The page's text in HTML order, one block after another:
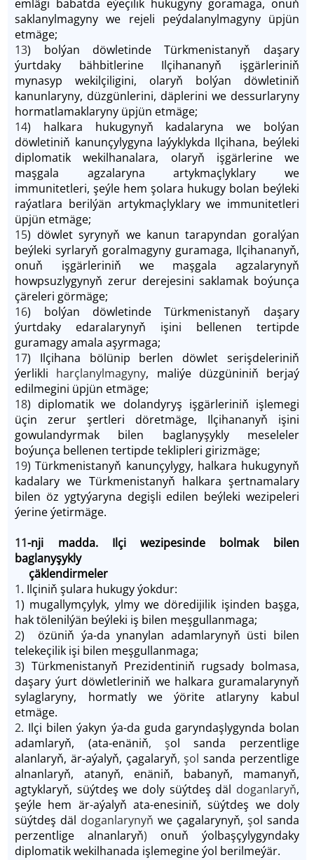
emlägi babatda eýeçilik hukugyny goramaga, onuň
saklanylmagyny we rejeli peýdalanylmagyny üpjün
etmäge;
13) bolýan döwletinde Türkmenistanyň daşary
ýurtdaky bähbitlerine Ilçihananyň işgärleriniň
mynasyp wekilçiligini, olaryň bolýan döwletiniň
kanunlaryny, düzgünlerini, däplerini we dessurlaryny
hormatlamaklaryny üpjün etmäge;
14) halkara hukugynyň kadalaryna we bolýan
döwletiniň kanunçylygyna laýyklykda Ilçihana, beýleki
diplomatik wekilhanalara, olaryň işgärlerine we
maşgala agzalaryna artykmaçlyklary we
immunitetleri, şeýle hem şolara hukugy bolan beýleki
raýatlara berilýän artykmaçlyklary we immunitetleri
üpjün etmäge;
15) döwlet syrynyň we kanun tarapyndan goralýan
beýleki syrlaryň goralmagyny guramaga, Ilçihananyň,
onuň işgärleriniň we maşgala agzalarynyň
howpsuzlygynyň zerur derejesini saklamak boýunça
çäreleri görmäge;
16) bolýan döwletinde Türkmenistanyň daşary
ýurtdaky edaralarynyň işini bellenen tertipde
guramagy amala aşyrmaga;
17) Ilçihana bölünip berlen döwlet serişdeleriniň
ýerlikli harçlanylmagyny, maliýe düzgüniniň berjaý
edilmegini üpjün etmäge;
18) diplomatik we dolandyryş işgärleriniň işlemegi
üçin zerur şertleri döretmäge, Ilçihananyň işini
gowulandyrmak bilen baglanyşykly meseleler
boýunça bellenen tertipde teklipleri girizmäge;
19) Türkmenistanyň kanunçylygy, halkara hukugynyň
kadalary we Türkmenistanyň halkara şertnamalary
bilen öz ygtyýaryna degişli edilen beýleki wezipeleri
ýerine ýetirmäge.
11-nji madda. Ilçi wezipesinde bolmak bilen
baglanyşykly
çäklendirmeler
1. Ilçiniň şulara hukugy ýokdur:
1) mugallymçylyk, ylmy we döredijilik işinden başga,
hak tölenilýän beýleki iş bilen meşgullanmaga;
2) özüniň ýa-da ynanylan adamlarynyň üsti bilen
telekeçilik işi bilen meşgullanmaga;
3) Türkmenistanyň Prezidentiniň rugsady bolmasa,
daşary ýurt döwletleriniň we halkara guramalarynyň
sylaglaryny, hormatly we ýörite atlaryny kabul
etmäge.
2. Ilçi bilen ýakyn ýa-da guda garyndaşlygynda bolan
adamlaryň, (ata-enäniň, şol sanda perzentlige
alanlaryň, är-aýalyň, çagalaryň, şolsanda perzentlige
alnanlaryň, atanyň, enäniň, babanyň, mamanyň,
agtyklaryň, süýtdeş we doly süýtdeş däl doganlaryň,
şeýle hem är-aýalyň ata-enesiniň, süýtdeş we doly
süýtdeş däl doganlarynyň we çagalarynyň, şol sanda
perzentlige alnanlaryň) onuň ýolbaşçylygyndaky
diplomatik wekilhanada işlemegine ýol berilmeýär.